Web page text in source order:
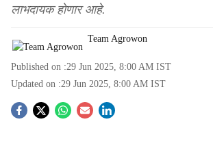
लाभदायक होणार आहे.
Team Agrowon
Published on :29 Jun 2025, 8:00 AM IST
Updated on :29 Jun 2025, 8:00 AM IST
S